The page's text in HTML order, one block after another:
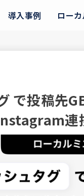
導入事例 ロー
で投稿先
連